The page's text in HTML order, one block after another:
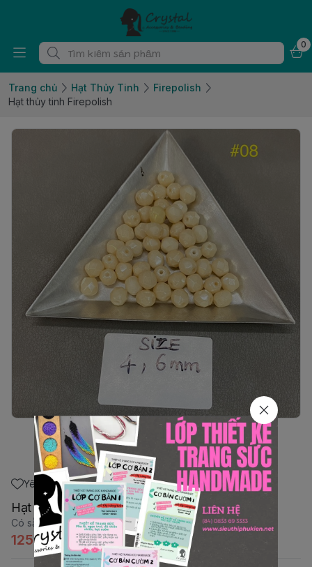
0
Trang chủ Hạt Thủy Tinh
Firepolish
Hạt thủy tinh Firepolish
Yêu thích
Hạt thủy tinh Firepolish
Có sẵn 21
125.000đ